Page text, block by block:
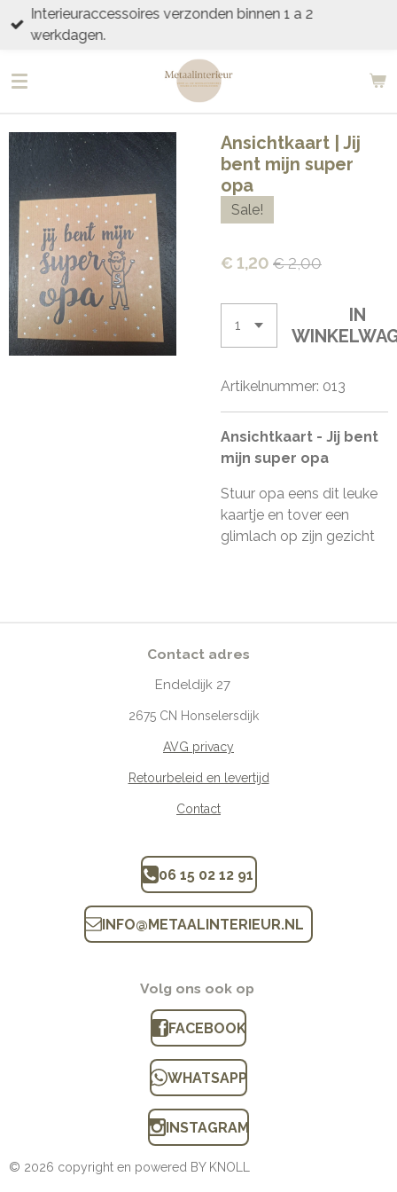
Ga
direct
de
Interieuraccessoires verzonden binnen 1 a 2
werkdagen.
Ansichtkaart | Jij
bent mijn super
opa
Sale!
€ 1,20 € 2,00
IN
Artikelnummer: 013
Ansichtkaart - Jij bent
mijn super opa
Stuur opa eens dit leuke
kaartje en tover een
glimlach op zijn gezicht
Contact adres
Endeldijk 27
2675 CN Honselersdijk
AVG privacy
Retourbeleid en levertijd
Contact
06 15 02 12 91
INFO@METAALINTERIEUR.NL
Volg ons ook op
FACEBOOK
WHATSAPP
INSTAGRAM
© 2026 copyright en powered BY KNOLL